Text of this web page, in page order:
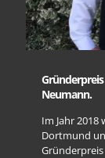
Neumann.
Im Jahr
Dortmund
Gründerpreis